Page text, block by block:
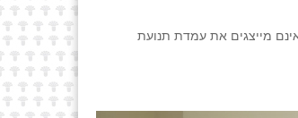
מייצגים את עמדת תנועת